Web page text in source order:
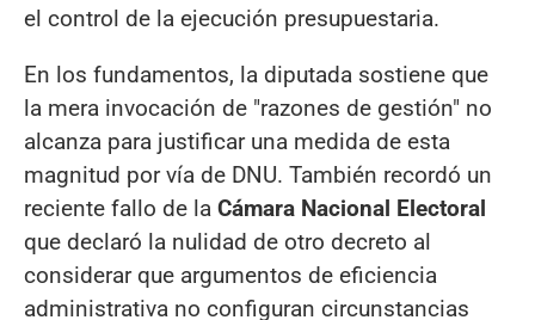
el control de la ejecución presupuestaria.
En los fundamentos, la diputada sostiene que
la mera invocación de "razones de gestión" no
alcanza para justificar una medida de esta
magnitud por vía de DNU. También recordó un
reciente fallo de la Cámara Nacional Electoral
que declaró la nulidad de otro decreto al
considerar que argumentos de eficiencia
administrativa no configuran circunstancias